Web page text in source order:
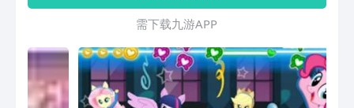
需 下 载 九 游 A P P